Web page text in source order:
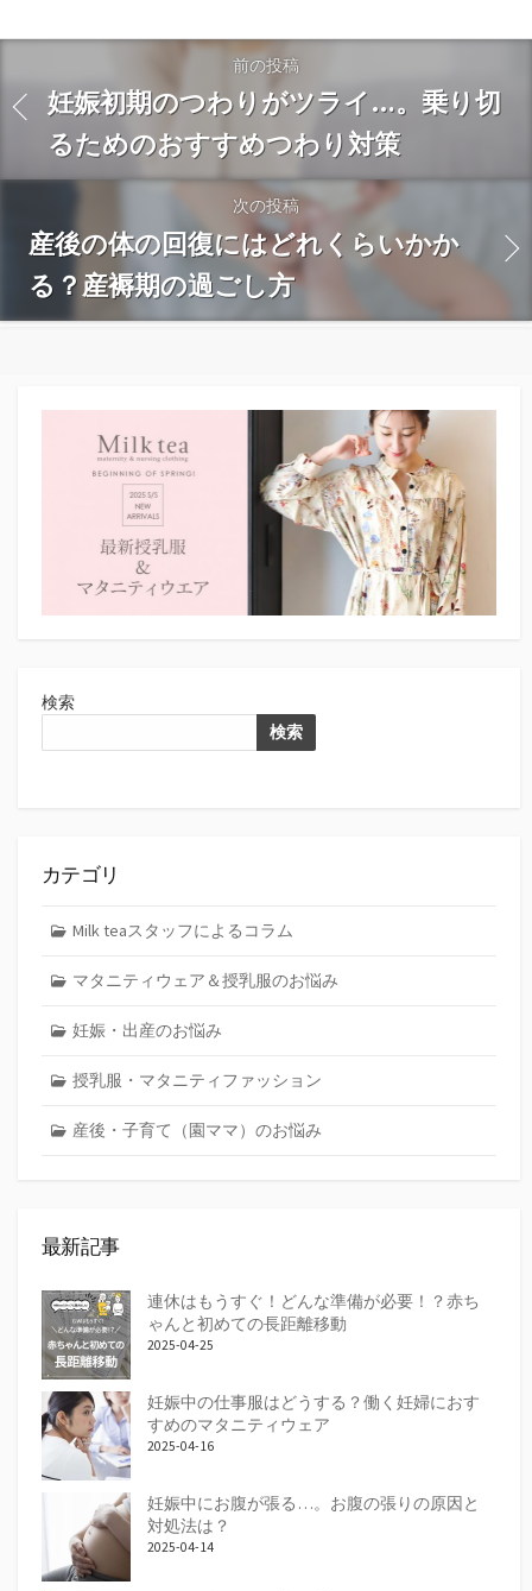
前の投稿
妊娠初期のつわりがツライ…。乗り切
るためのおすすめつわり対策
次の投稿
産後の体の回復にはどれくらいかか
る？産褥期の過ごし方
検索
検索
カテゴリ
Milk teaスタッフによるコラム
マタニティウェア＆授乳服のお悩み
妊娠・出産のお悩み
授乳服・マタニティファッション
産後・子育て（園ママ）のお悩み
最新記事
連休はもうすぐ！どんな準備が必要！？赤ち
ゃんと初めての長距離移動
2025-04-25
妊娠中の仕事服はどうする？働く妊婦におす
すめのマタニティウェア
2025-04-16
妊娠中にお腹が張る…。お腹の張りの原因と
対処法は？
2025-04-14